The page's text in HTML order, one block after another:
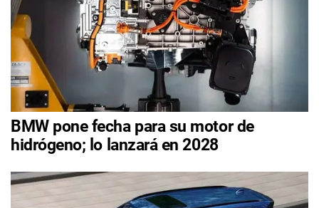
BMW pone fecha para su motor de
hidrógeno; lo lanzará en 2028